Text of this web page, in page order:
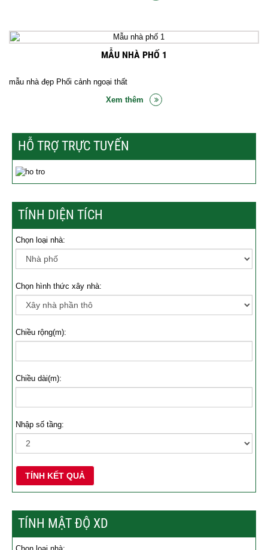
MẪU NHÀ PHỐ 1
mẫu nhà đẹp Phối cảnh ngoại thất
Xem thêm
HỖ TRỢ TRỰC TUYẾN
TÍNH DIỆN TÍCH
Chọn loại nhà:
Chọn hình thức xây nhà:
Chiều rộng(m):
Chiều dài(m):
Nhập số tầng:
TÍNH KẾT QUẢ
TÍNH MẬT ĐỘ XD